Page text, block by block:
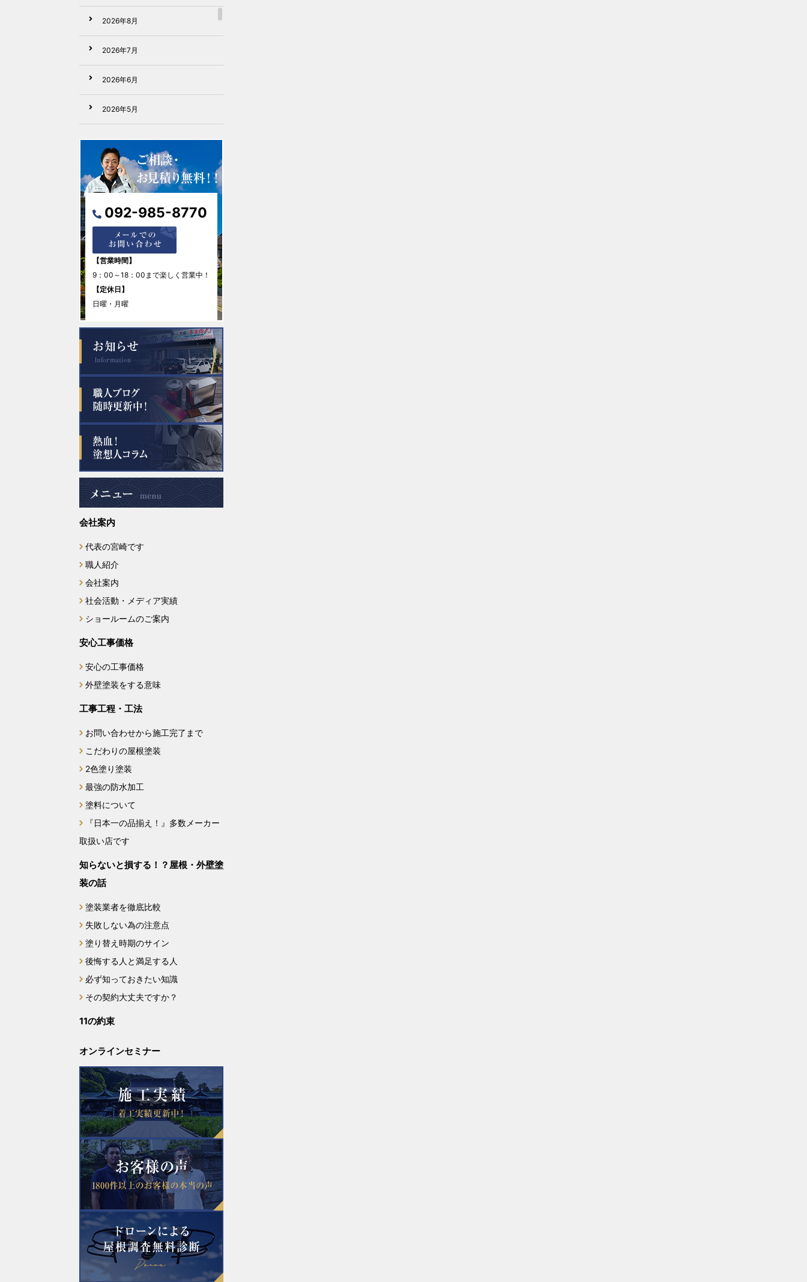
2026年8月
2026年7月
2026年6月
2026年5月
2026年4月
2026年3月
2026年1月
2025年12月
2025年11月
2025年9月
2025年8月
2025年7月
2025年5月
2025年4月
2025年3月
2025年2月
2025年1月
2024年11月
2024年10月
2024年7月
2024年6月
2024年4月
2024年2月
2023年11月
2023年9月
2023年8月
2023年7月
2022年10月
2022年8月
2022年5月
2022年3月
092-985-8770
【営業時間】
9：00～18：00まで楽しく営業中！
【定休日】
日曜・月曜
会社案内
代表の宮崎です
職人紹介
会社案内
社会活動・メディア実績
ショールームのご案内
安心工事価格
安心の工事価格
外壁塗装をする意味
工事工程・工法
お問い合わせから施工完了まで
こだわりの屋根塗装
2色塗り塗装
最強の防水加工
塗料について
『日本一の品揃え！』多数メーカー
取扱い店です
知らないと損する！？屋根・外壁塗
装の話
塗装業者を徹底比較
失敗しない為の注意点
塗り替え時期のサイン
後悔する人と満足する人
必ず知っておきたい知識
その契約大丈夫ですか？
11の約束
オンラインセミナー